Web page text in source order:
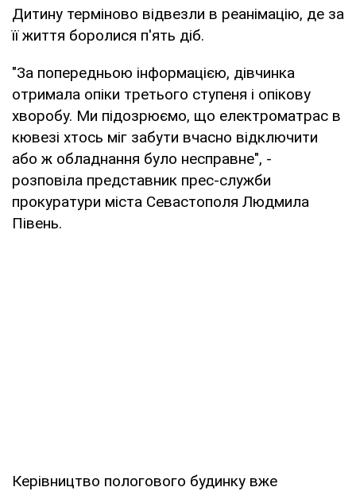
Дитину терміново відвезли в реанімацію, де за
її життя боролися п'ять діб.
"За попередньою інформацією, дівчинка
отримала опіки третього ступеня і опікову
хворобу. Ми підозрюємо, що електроматрас в
кювезі хтось міг забути вчасно відключити
або ж обладнання було несправне", -
розповіла представник прес-служби
прокуратури міста Севастополя Людмила
Півень.
Керівництво пологового будинку вже